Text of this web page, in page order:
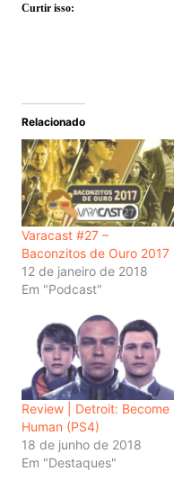
Curtir isso:
Relacionado
Varacast #27 –
Baconzitos de Ouro 2017
12 de janeiro de 2018
Em "Podcast"
Review | Detroit: Become
Human (PS4)
18 de junho de 2018
Em "Destaques"